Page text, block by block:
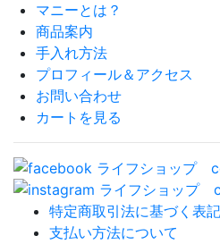
マニーとは？
商品案内
手入れ方法
プロフィール＆アクセス
お問い合わせ
カートを見る
特定商取引法に基づく表記
支払い方法について